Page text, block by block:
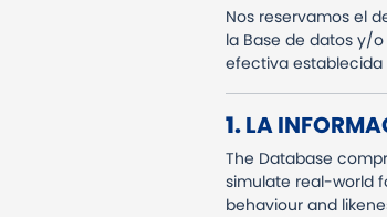
Nos reservamos el
la Base de datos y/
efectiva establecida
1.LA
The Database
simulate real-world
behaviour and